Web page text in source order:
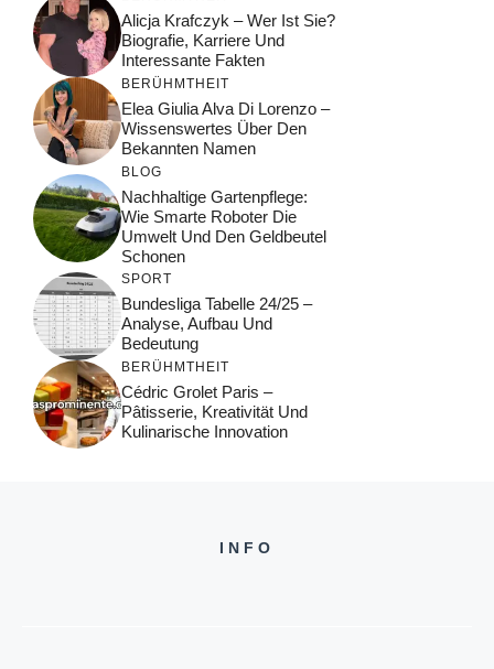
Alicja Krafczyk – Wer Ist Sie?
Biografie, Karriere Und
Interessante Fakten
BERÜHMTHEIT
Elea Giulia Alva Di Lorenzo –
Wissenswertes Über Den
Bekannten Namen
BLOG
Nachhaltige Gartenpflege:
Wie Smarte Roboter Die
Umwelt Und Den Geldbeutel
Schonen
SPORT
Bundesliga Tabelle 24/25 –
Analyse, Aufbau Und
Bedeutung
BERÜHMTHEIT
Cédric Grolet Paris –
Pâtisserie, Kreativität Und
Kulinarische Innovation
INFO